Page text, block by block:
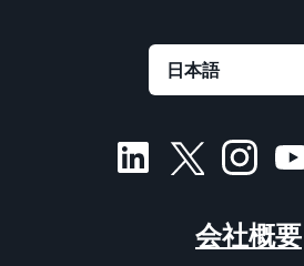
会社概要